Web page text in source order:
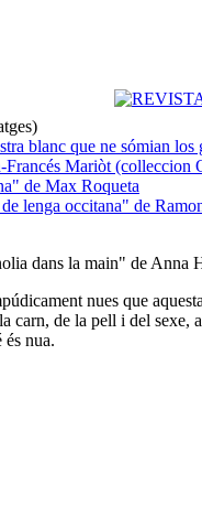
blanc que ne sómian
Francés Mariòt (colleccion
de Max Roqueta
lenga occitana" de
dans la main" de Anna
nues que
carn, de la pell i del sexe,
és nua.